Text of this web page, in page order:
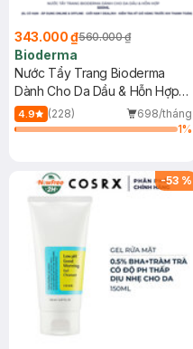
343.000 ₫560.000 ₫
Bioderma
Nước Tẩy Trang Bioderma
Dành Cho Da Dầu & Hỗn Hợp
500ml
4.9 (228)
698/tháng
1%
-53 %